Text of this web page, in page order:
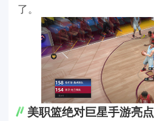
了。
美职篮绝对巨星手游亮点